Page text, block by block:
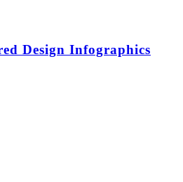
Design Infographics